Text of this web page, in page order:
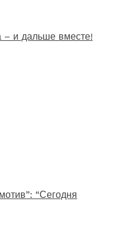
– и дальше вместе!
“Сегодня